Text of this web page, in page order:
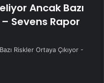
Ancak Bazı
Sevens Rapor
Riskler Ortaya Çıkıyor -